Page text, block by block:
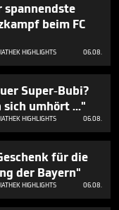
spannendste
beim FC
HIGHLIGHTS 06.08.
Super-Bubi?
sich umhört ..."
HIGHLIGHTS 06.08.
für die
der Bayern"
HIGHLIGHTS 06.08.